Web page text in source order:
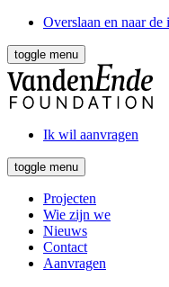
Overslaan en naar de
toggle menu
Ik wil aanvragen
toggle menu
Projecten
Wie zijn we
Nieuws
Contact
Aanvragen